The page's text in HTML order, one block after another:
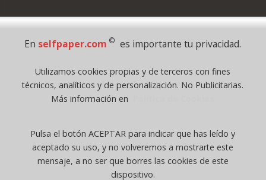
Pago Seguro
Todos los derechos reservados
©selfpaper.com, y las webs de ©gruposelfpaper.org están gestionadas, y
Registro Mercantil de Valencia ( España ) CEE:
Tomo 7263, Libro 4565, Folio 1, Sección 8, Hoja V-85203.
En selfpaper.com © es importante tu privacidad.
Utilizamos cookies propias y de terceros con fines
técnicos, analíticos y de personalización. No Publicitarias.
Más información en
Pulsa el botón ACEPTAR para indicar que has leído y
aceptado su uso, y no volveremos a mostrarte este
mensaje, a no ser que borres las cookies de este
dispositivo.